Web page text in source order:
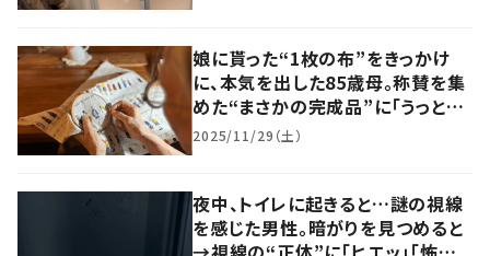
娘に貰った“1枚の布”をきっかけ
に、本気を出した85歳母。称賛を集
めた“まさかの完成品”に「うっとり」
「可愛い」「センスが最高」
2025/11/29（土）
夜中、トイレに起きると…謎の視線
を感じた男性。暗がりを見つめると